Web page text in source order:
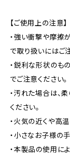
【ご使用上の注意】
・強い衝撃や摩擦
で取り扱いにはご
・鋭利な形状のも
でご注意ください。
・汚れた場合は、
ください。
・火気の近くや高
・小さなお子様の
・本製品の使用に